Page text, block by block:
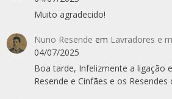
Muito agradecido!
Nuno Resende em Lavradores e
04/07/2025
Boa tarde, Infelizmente a ligação
Resende e Cinfães e os